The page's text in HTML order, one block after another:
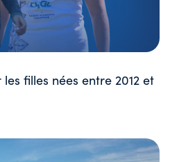
filles nées entre 2012 et